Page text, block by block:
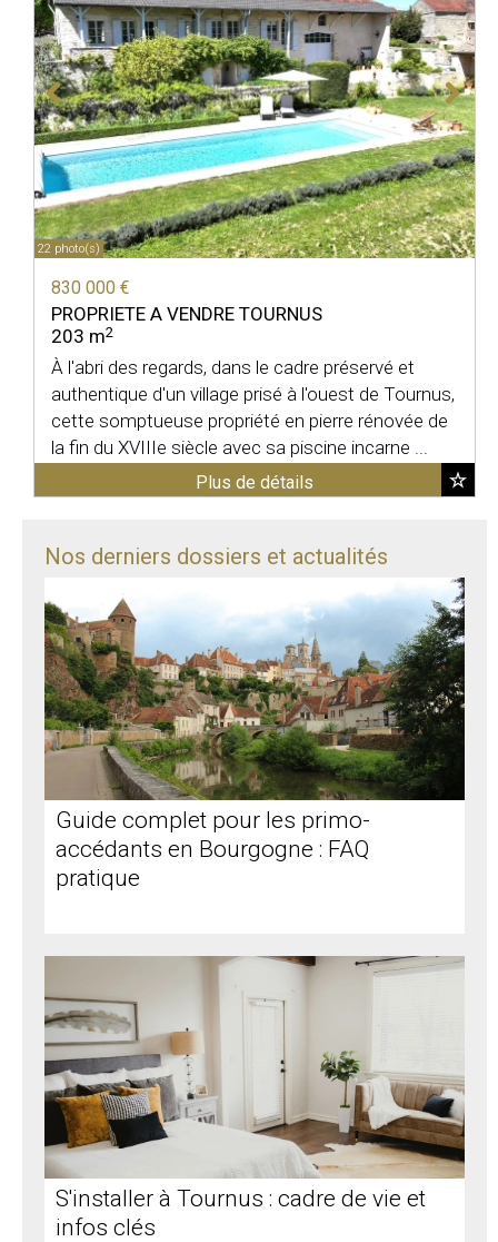
22 photo(s)
830 000 €
PROPRIETE A VENDRE TOURNUS
203 m2
À l'abri des regards, dans le cadre préservé et
authentique d'un village prisé à l'ouest de Tournus,
cette somptueuse propriété en pierre rénovée de
la fin du XVIIIe siècle avec sa piscine incarne ...
Plus de détails
Nos derniers dossiers et actualités
Guide complet pour les primo-
accédants en Bourgogne : FAQ
pratique
S'installer à Tournus : cadre de vie et
infos clés